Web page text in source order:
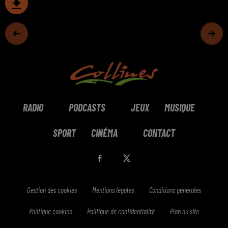
RADIO PODCASTS JEUX MUSIQUE
SPORT CINÉMA CONTACT
Gestion des cookies Mentions légales Conditions générales
Politique cookies Politique de confidentialité Plan du site